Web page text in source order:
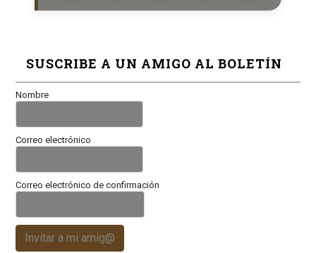
SUSCRIBE A UN AMIGO AL BOLETÍN
Nombre
Correo electrónico
Correo electrónico de confirmación
Invitar a mi amig@